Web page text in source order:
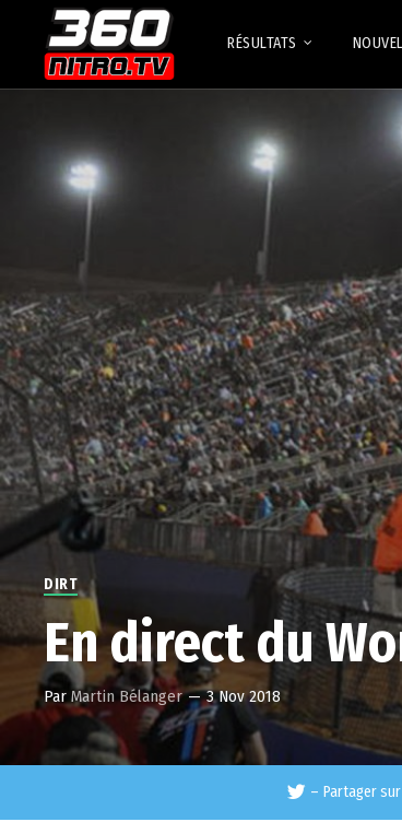
RÉSULTATS
DIRT
En direct du
ParMartin Bélanger — 3 Nov 2018
– Partager